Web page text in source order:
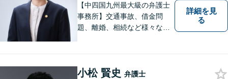
【中四国九州最大級の弁護士
事務所】交通事故、借金問
題、離婚、相続など様々な問
い！
詳細を見
る
小松 賢史 弁護士